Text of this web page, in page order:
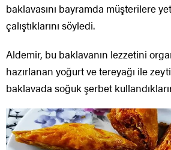
baklavasını bayramda müşterilere
çalıştıklarını söyledi.
Aldemir, bu baklavanın lezzetini
hazırlanan yoğurt ve tereyağı ile
baklavada soğuk şerbet